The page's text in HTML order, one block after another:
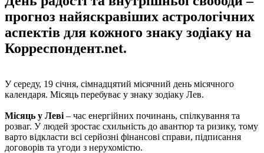
прогноз найяскравіших астрологічних
аспектів для кожного знаку зодіаку на
Корреспондент.net.
У середу, 19 січня, сімнадцятий місячний день місячного
календаря. Місяць перебуває у знаку зодіаку Лев.
Місяць у Леві – час енергійних починань, спілкування та
розваг. У людей зростає схильність до авантюр та ризику, тому
варто відкласти всі серйозні фінансові справи, підписання
договорів та угоди з нерухомістю.